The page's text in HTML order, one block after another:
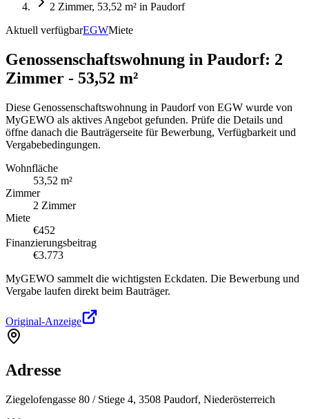
2 Zimmer, 53,52 m² in Paudorf
Aktuell verfügbarEGWMiete
Genossenschaftswohnung in Paudorf: 2
Zimmer - 53,52 m²
Diese Genossenschaftswohnung in Paudorf von EGW wurde von
MyGEWO als aktives Angebot gefunden. Prüfe die Details und
öffne danach die Bauträgerseite für Bewerbung, Verfügbarkeit und
Vergabebedingungen.
Wohnfläche
53,52 m²
Zimmer
2 Zimmer
Miete
€452
Finanzierungsbeitrag
€3.773
MyGEWO sammelt die wichtigsten Eckdaten. Die Bewerbung und
Vergabe laufen direkt beim Bauträger.
Original-Anzeige
Adresse
Ziegelofengasse 80 / Stiege 4, 3508 Paudorf, Niederösterreich